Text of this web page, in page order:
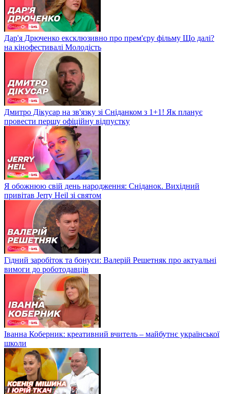
Дар'я Дрюченко ексклюзивно про прем'єру фільму Що далі?
на кінофестивалі Молодість
Дмитро Дікусар на зв'язку зі Сніданком з 1+1! Як планує
провести першу офіційну відпустку
Я обожнюю свій день народження: Сніданок. Вихідний
привітав Jerry Heil зі святом
Гідний заробіток та бонуси: Валерій Решетняк про актуальні
вимоги до роботодавців
Іванна Коберник: креативний вчитель – майбутнє української
школи